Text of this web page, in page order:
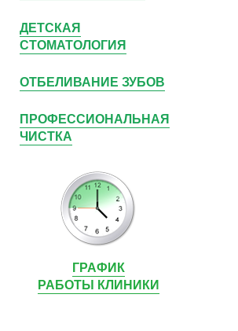
ДЕТСКАЯ
СТОМАТОЛОГИЯ
ОТБЕЛИВАНИЕ ЗУБОВ
ПРОФЕССИОНАЛЬНАЯ
ЧИСТКА
ГРАФИК
РАБОТЫ КЛИНИКИ